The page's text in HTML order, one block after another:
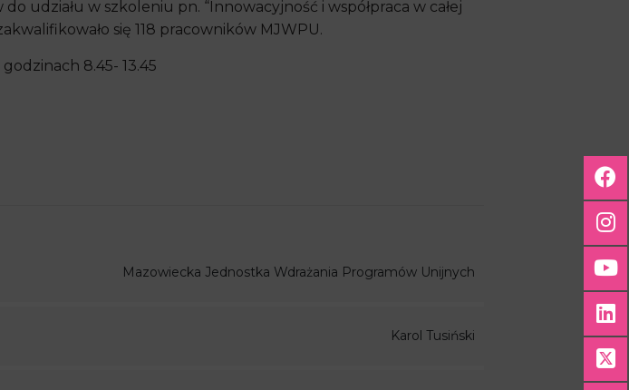
udziału w szkoleniu pn. “Innowacyjność i współpraca w całej
się 118 pracowników MJWPU.
8.45- 13.45
Mazowiecka Jednostka Wdrażania Programów Unijnych
Karol Tusiński